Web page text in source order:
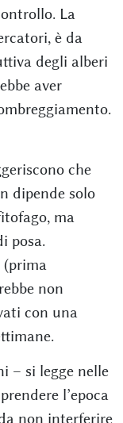
La
è da
degli alberi
aver
che
dipende solo
ma
posa.
(prima
non
con una
– si legge nelle
l’epoca
non interferire